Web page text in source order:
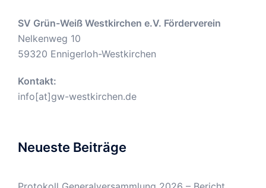
SV Grün-Weiß Westkirchen e.V. Förderverein
Nelkenweg 10
59320 Ennigerloh-Westkirchen
Kontakt:
info[at]gw-westkirchen.de
Neueste Beiträge